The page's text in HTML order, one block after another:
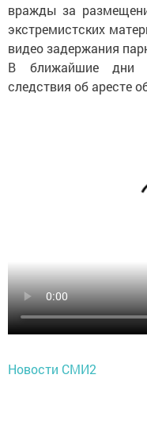
вражды за
экстремистских
видео задержания
В ближайшие дни
следствия об аресте
Новости СМИ2